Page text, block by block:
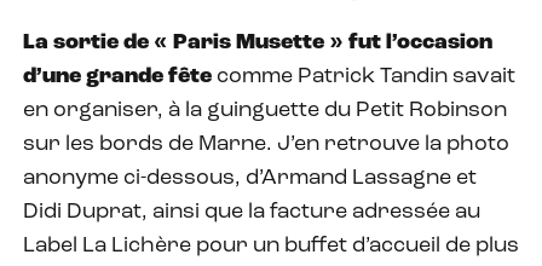
La sortie de « Paris Musette » fut l’occasion
d’une grande fête comme Patrick Tandin savait
en organiser, à la guinguette du Petit Robinson
sur les bords de Marne. J’en retrouve la photo
anonyme ci-dessous, d’Armand Lassagne et
Didi Duprat, ainsi que la facture adressée au
Label La Lichère pour un buffet d’accueil de plus